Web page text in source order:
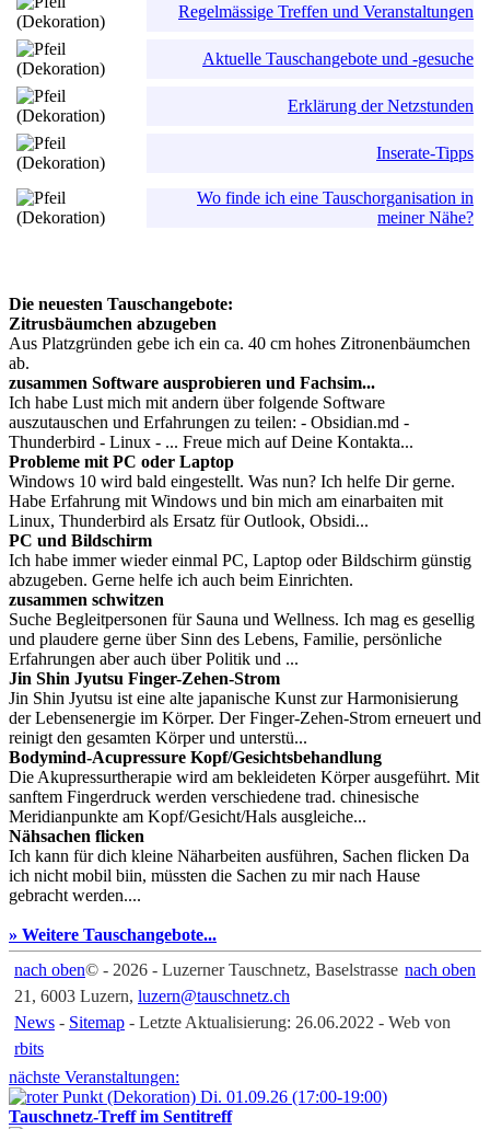
Regelmässige Treffen und Veranstaltungen
Aktuelle Tauschangebote und -gesuche
Erklärung der Netzstunden
Inserate-Tipps
Wo finde ich eine Tauschorganisation in
meiner Nähe?
Die neuesten Tauschangebote:
Zitrusbäumchen abzugeben
Aus Platzgründen gebe ich ein ca. 40 cm hohes Zitronenbäumchen
ab.
zusammen Software ausprobieren und Fachsim...
Ich habe Lust mich mit andern über folgende Software
auszutauschen und Erfahrungen zu teilen: - Obsidian.md -
Thunderbird - Linux - ... Freue mich auf Deine Kontakta...
Probleme mit PC oder Laptop
Windows 10 wird bald eingestellt. Was nun? Ich helfe Dir gerne.
Habe Erfahrung mit Windows und bin mich am einarbaiten mit
Linux, Thunderbird als Ersatz für Outlook, Obsidi...
PC und Bildschirm
Ich habe immer wieder einmal PC, Laptop oder Bildschirm günstig
abzugeben. Gerne helfe ich auch beim Einrichten.
zusammen schwitzen
Suche Begleitpersonen für Sauna und Wellness. Ich mag es gesellig
und plaudere gerne über Sinn des Lebens, Familie, persönliche
Erfahrungen aber auch über Politik und ...
Jin Shin Jyutsu Finger-Zehen-Strom
Jin Shin Jyutsu ist eine alte japanische Kunst zur Harmonisierung
der Lebensenergie im Körper. Der Finger-Zehen-Strom erneuert und
reinigt den gesamten Körper und unterstü...
Bodymind-Acupressure Kopf/Gesichtsbehandlung
Die Akupressurtherapie wird am bekleideten Körper ausgeführt. Mit
sanftem Fingerdruck werden verschiedene trad. chinesische
Meridianpunkte am Kopf/Gesicht/Hals ausgleiche...
Nähsachen flicken
Ich kann für dich kleine Näharbeiten ausführen, Sachen flicken Da
ich nicht mobil biin, müssten die Sachen zu mir nach Hause
gebracht werden....
» Weitere Tauschangebote...
nach oben
nach oben
© - 2026 - Luzerner Tauschnetz, Baselstrasse
21, 6003 Luzern, luzern@tauschnetz.ch
News - Sitemap - Letzte Aktualisierung: 26.06.2022 - Web von
rbits
nächste Veranstaltungen:
Di. 01.09.26 (17:00-19:00)
Tauschnetz-Treff im Sentitreff